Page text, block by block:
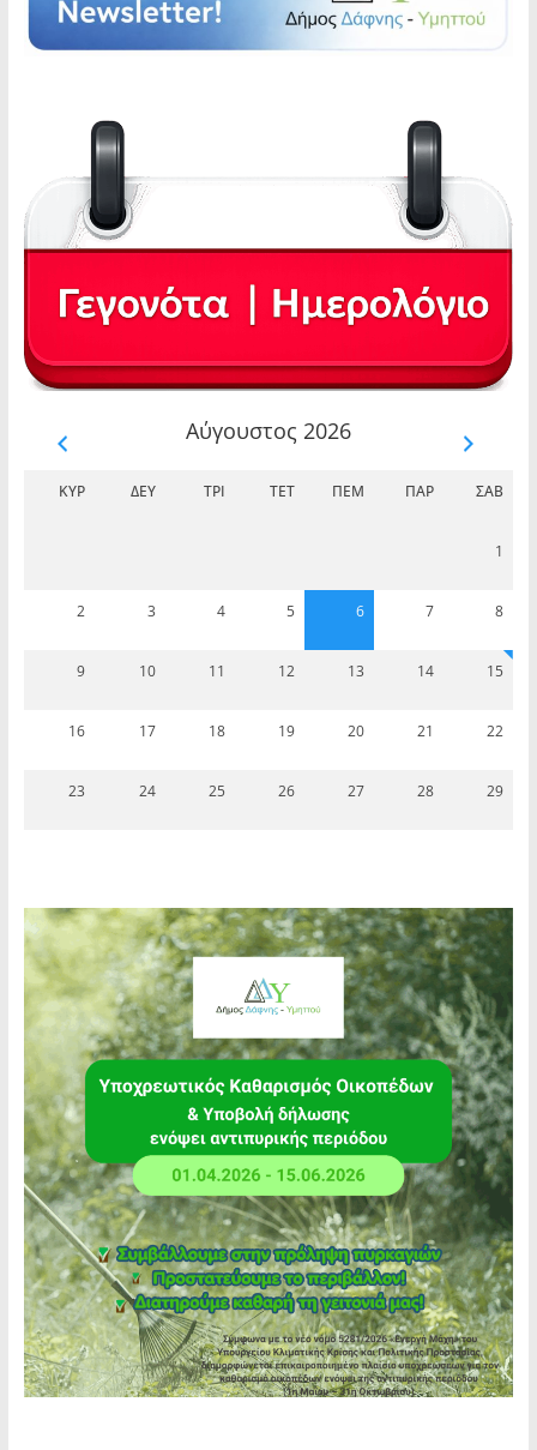
Αύγουστος 2026
ΚΥΡ ΔΕΥ ΤΡΊ ΤΕΤ ΠΈΜ ΠΑΡ ΣΆΒ
1
2 3 4 5 6 7 8
9 10 11 12 13 14 15
16 17 18 19 20 21 22
23 24 25 26 27 28 29